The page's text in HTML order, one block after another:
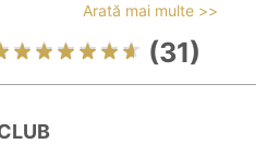
Arată mai multe >>
(31)